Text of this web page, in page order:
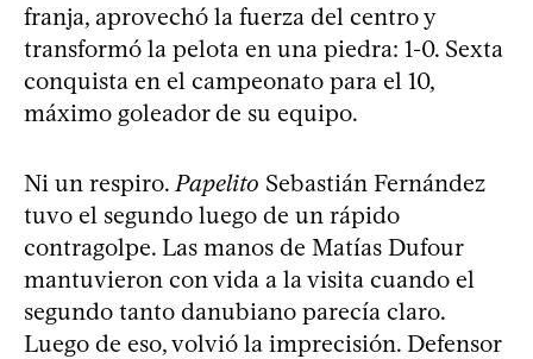
franja, aprovechó la fuerza del centro y
transformó la pelota en una piedra: 1-0. Sexta
conquista en el campeonato para el 10,
máximo goleador de su equipo.
Ni un respiro. Papelito Sebastián Fernández
tuvo el segundo luego de un rápido
contragolpe. Las manos de Matías Dufour
mantuvieron con vida a la visita cuando el
segundo tanto danubiano parecía claro.
Luego de eso, volvió la imprecisión. Defensor